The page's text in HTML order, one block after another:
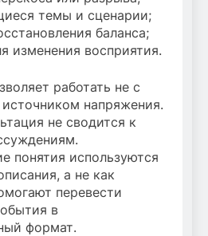
темы и сценарии;
баланса;
изменения восприятия.
работать не с
напряжения.
не сводится к
понятия используются
а не как
перевести
в
формат.